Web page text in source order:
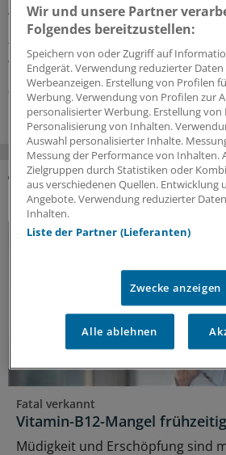
Als nicht reversibel angesehene
Leberfibrose und -zirrhose
therapierbar. Voraussetzung ist
wie ein gastroenterologischer
09.07.2026
DAS KÖNNTE SIE AUCH
Fatal verkannt
Vitamin-B12-Mangel
Müdigkeit und Erschöpfung sind
Wir und unsere Partner
Folgendes bereitzustellen:
Speichern von oder Zugriff auf
Endgerät. Verwendung reduzierter
Werbeanzeigen. Erstellung von Profilen
Werbung. Verwendung von Profilen zur
personalisierter Werbung. Erstellung
Personalisierung von Inhalten.
Auswahl personalisierter Inhalte.
Messung der Performance von Inhalten.
Zielgruppen durch Statistiken oder
aus verschiedenen Quellen. Entwicklung
Angebote. Verwendung reduzierter
Inhalten.
Liste der Partner (Lieferanten)
Zwecke anzeigen
Alle ablehnen